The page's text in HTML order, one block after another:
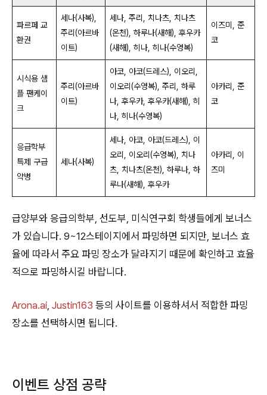
파르페 교
환권
세나(사복),
주리(아르바
이트)
세나, 주리, 치나츠, 치나츠
(온천), 하루나(새해), 후우카
(새해), 히나, 히나(수영복)
이즈미, 준
코
시식용 샘
플 팬케이
크
주리(아르바
이트)
아코, 아코(드레스), 이오리,
이오리(수영복), 주리, 하루
나, 후우카, 후우카(새해), 히
나, 히나(수영복)
아카리, 준
코
응급학부
특제 구급
약병
세나(사복)
세나, 아코, 아코(드레스), 이
오리, 이오리(수영복), 치나
츠, 치나츠(온천), 하루나, 하
루나(새해), 후우카
아카리, 이
즈미
급양부와 응급의학부, 선도부, 미식연구회 학생들에게 보너스
가 있습니다. 9~12스테이지에서 파밍하면 되지만, 보너스 효
율에 따라서 주요 파밍 장소가 달라지기 때문에 확인하고 효율
적으로 파밍하시길 바랍니다.
Arona.ai Justin163 등의 사이트를 이용하셔서 적합한 파밍
장소를 선택하시면 됩니다.
이벤트 상점 공략